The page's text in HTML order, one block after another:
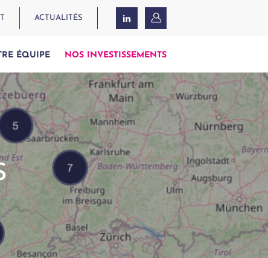
ACTUALITÉS
ÉQUIPE NOS INVESTISSEMENTS